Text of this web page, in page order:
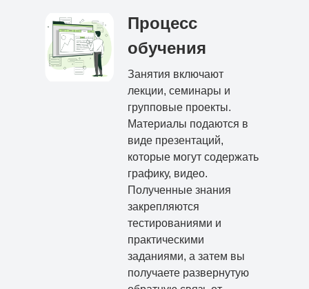
Процесс
обучения
Занятия включают
лекции, семинары и
групповые проекты.
Материалы подаются в
виде презентаций,
которые могут содержать
графику, видео.
Полученные знания
закрепляются
тестированиями и
практическими
заданиями, а затем вы
получаете развернутую